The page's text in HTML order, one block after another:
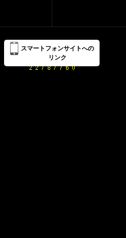
スマートフォンサイトへの
リンク